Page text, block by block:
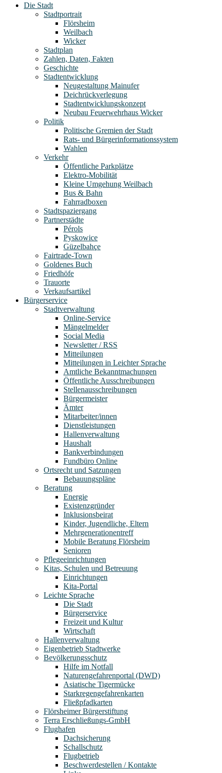
Die Stadt
Stadtportrait
Flörsheim
Weilbach
Wicker
Stadtplan
Zahlen, Daten, Fakten
Geschichte
Stadtentwicklung
Neugestaltung Mainufer
Deichrückverlegung
Stadtentwicklungskonzept
Neubau Feuerwehrhaus Wicker
Politik
Politische Gremien der Stadt
Rats- und Bürgerinformationssystem
Wahlen
Verkehr
Öffentliche Parkplätze
Elektro-Mobilität
Kleine Umgehung Weilbach
Bus & Bahn
Fahrradboxen
Stadtspaziergang
Partnerstädte
Pérols
Pyskowice
Güzelbahçe
Fairtrade-Town
Goldenes Buch
Friedhöfe
Trauorte
Verkaufsartikel
Bürgerservice
Stadtverwaltung
Online-Service
Mängelmelder
Social Media
Newsletter / RSS
Mitteilungen
Mitteilungen in Leichter Sprache
Amtliche Bekanntmachungen
Öffentliche Ausschreibungen
Stellenausschreibungen
Bürgermeister
Ämter
Mitarbeiter/innen
Dienstleistungen
Hallenverwaltung
Haushalt
Bankverbindungen
Fundbüro Online
Ortsrecht und Satzungen
Bebauungspläne
Beratung
Energie
Existenzgründer
Inklusionsbeirat
Kinder, Jugendliche, Eltern
Mehrgenerationentreff
Mobile Beratung Flörsheim
Senioren
Pflegeeinrichtungen
Kitas, Schulen und Betreuung
Einrichtungen
Kita-Portal
Leichte Sprache
Die Stadt
Bürgerservice
Freizeit und Kultur
Wirtschaft
Hallenverwaltung
Eigenbetrieb Stadtwerke
Bevölkerungsschutz
Hilfe im Notfall
Naturengefahrenportal (DWD)
Asiatische Tigermücke
Starkregengefahrenkarten
Fließpfadkarten
Flörsheimer Bürgerstiftung
Terra Erschließungs-GmbH
Flughafen
Dachsicherung
Schallschutz
Flugbetrieb
Beschwerdestellen / Kontakte